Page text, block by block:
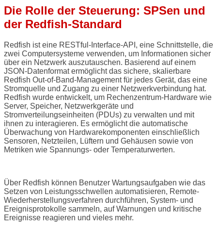
Die Rolle der Steuerung: SPSen und
der Redfish-Standard
Redfish ist eine RESTful-Interface-API, eine Schnittstelle, die
zwei Computersysteme verwenden, um Informationen sicher
über ein Netzwerk auszutauschen. Basierend auf einem
JSON-Datenformat ermöglicht das sichere, skalierbare
Redfish Out-of-Band-Management für jedes Gerät, das eine
Stromquelle und Zugang zu einer Netzwerkverbindung hat.
Redfish wurde entwickelt, um Rechenzentrum-Hardware wie
Server, Speicher, Netzwerkgeräte und
Stromverteilungseinheiten (PDUs) zu verwalten und mit
ihnen zu interagieren. Es ermöglicht die automatische
Überwachung von Hardwarekomponenten einschließlich
Sensoren, Netzteilen, Lüftern und Gehäusen sowie von
Metriken wie Spannungs- oder Temperaturwerten.
Über Redfish können Benutzer Wartungsaufgaben wie das
Setzen von Leistungsschwellen automatisieren, Remote-
Wiederherstellungsverfahren durchführen, System- und
Ereignisprotokolle sammeln, auf Warnungen und kritische
Ereignisse reagieren und vieles mehr.